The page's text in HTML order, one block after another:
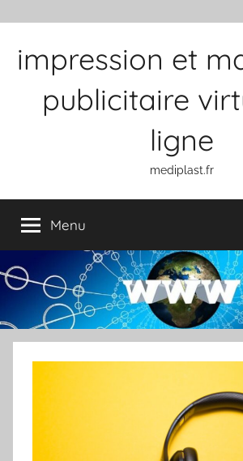
impression et
publicitaire
ligne
mediplast.fr
Menu